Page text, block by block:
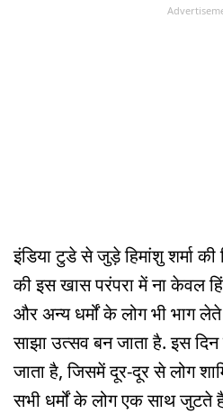
इंडिया टुडे से जुड़े हिमांशु शर्मा की
की इस खास परंपरा में ना केवल
और अन्य धर्मों के लोग भी भाग
साझा उत्सव बन जाता है. इस
जाता है, जिसमें दूर-दूर से लोग
सभी धर्मों के लोग एक साथ